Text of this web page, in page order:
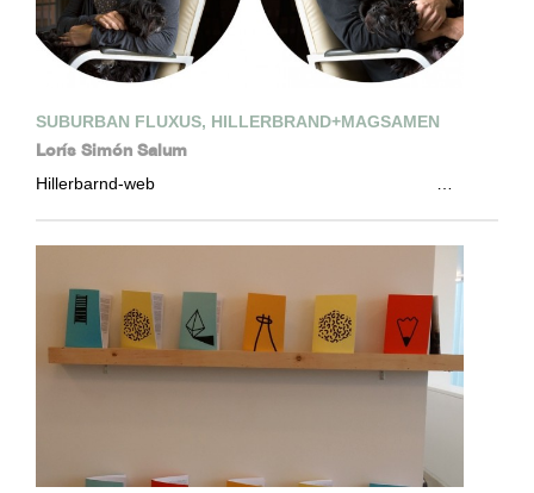
SUBURBAN FLUXUS, HILLERBRAND+MAGSAMEN
Lorís Simón Salum
Hillerbarnd-web …